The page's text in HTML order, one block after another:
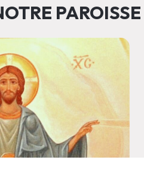
PAROISSE